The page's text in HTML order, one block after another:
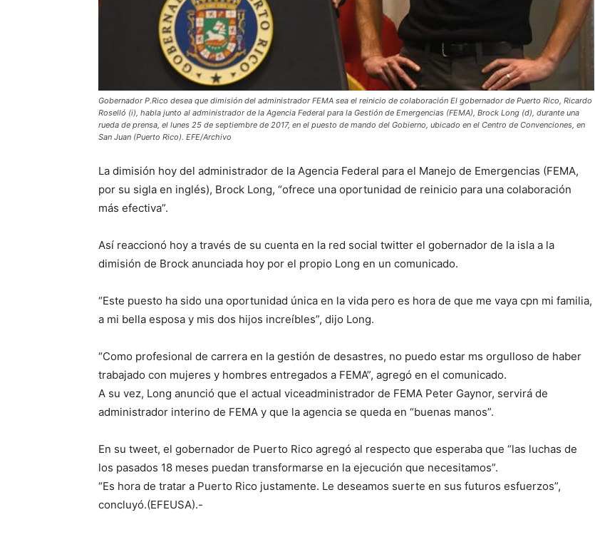
Gobernador P.Rico desea que dimisión del administrador FEMA sea el reinicio de colaboración El gobernador de Puerto Rico, Ricardo
Roselló (i), habla junto al administrador de la Agencia Federal para la Gestión de Emergencias (FEMA), Brock Long (d), durante una
rueda de prensa, el lunes 25 de septiembre de 2017, en el puesto de mando del Gobierno, ubicado en el Centro de Convenciones, en
San Juan (Puerto Rico). EFE/Archivo
La dimisión hoy del administrador de la Agencia Federal para el Manejo de Emergencias (FEMA,
por su sigla en inglés), Brock Long, “ofrece una oportunidad de reinicio para una colaboración
más efectiva”.
Así reaccionó hoy a través de su cuenta en la red social twitter el gobernador de la isla a la
dimisión de Brock anunciada hoy por el propio Long en un comunicado.
“Este puesto ha sido una oportunidad única en la vida pero es hora de que me vaya cpn mi familia,
a mi bella esposa y mis dos hijos increíbles”, dijo Long.
“Como profesional de carrera en la gestión de desastres, no puedo estar ms orgulloso de haber
trabajado con mujeres y hombres entregados a FEMA”, agregó en el comunicado.
A su vez, Long anunció que el actual viceadministrador de FEMA Peter Gaynor, servirá de
administrador interino de FEMA y que la agencia se queda en “buenas manos”.
En su tweet, el gobernador de Puerto Rico agregó al respecto que esperaba que “las luchas de
los pasados 18 meses puedan transformarse en la ejecución que necesitamos”.
“Es hora de tratar a Puerto Rico justamente. Le deseamos suerte en sus futuros esfuerzos”,
concluyó.(EFEUSA).-